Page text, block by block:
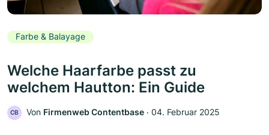
Farbe & Balayage
Welche Haarfarbe passt zu
welchem Hautton: Ein Guide
CB Von Firmenweb Contentbase ‧ 04. Februar 2025